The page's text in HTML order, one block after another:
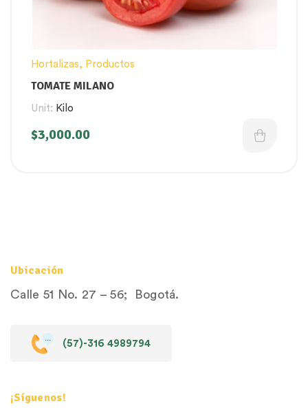
Hortalizas, Productos
TOMATE MILANO
Unit: Kilo
$3,000.00
Ubicación
Calle 51 No. 27 – 56; Bogotá.
(57)-316 4989794
¡Síguenos!